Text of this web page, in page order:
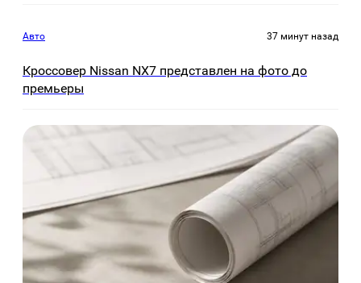
Авто 37 минут назад
Кроссовер Nissan NX7 представлен на фото до
премьеры